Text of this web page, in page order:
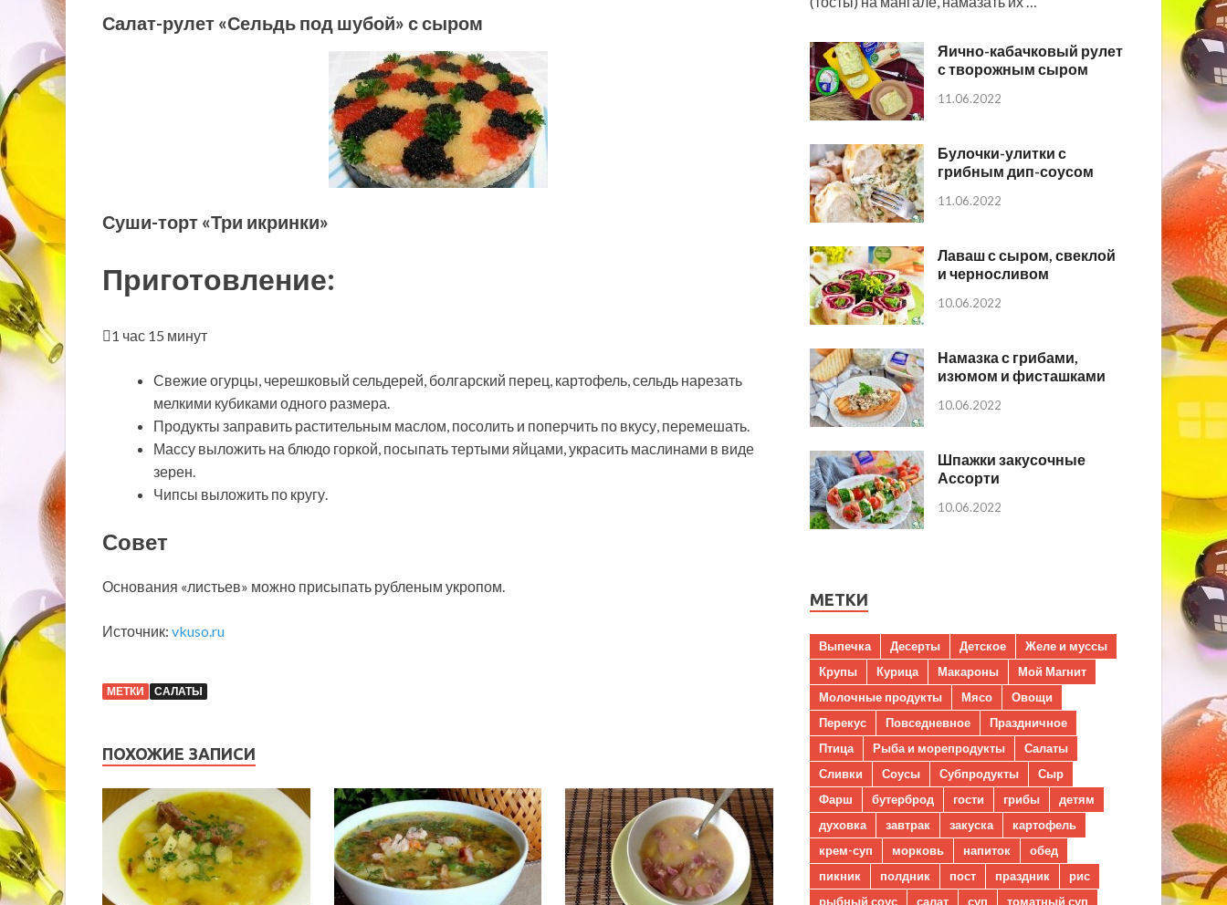
Салат-рулет «Сельдь под шубой» с сыром
Суши-торт «Три икринки»
Приготовление:
1 час 15 минут
Свежие огурцы, черешковый сельдерей, болгарский перец, картофель, сельдь нарезать
мелкими кубиками одного размера.
Продукты заправить растительным маслом, посолить и поперчить по вкусу, перемешать.
Массу выложить на блюдо горкой, посыпать тертыми яйцами, украсить маслинами в виде
зерен.
Чипсы выложить по кругу.
Совет
Основания «листьев» можно присыпать рубленым укропом.
Источник: vkuso.ru
МЕТКИ САЛАТЫ
ПОХОЖИЕ ЗАПИСИ
Яично-кабачковый рулет
с творожным сыром
11.06.2022
Булочки-улитки с
грибным дип-соусом
11.06.2022
Лаваш с сыром, свеклой
и черносливом
10.06.2022
Намазка с грибами,
изюмом и фисташками
10.06.2022
Шпажки закусочные
Ассорти
10.06.2022
МЕТКИ
Выпечка Десерты Детское
Желе и муссы
Крупы
Курица Макароны
Мой Магнит
Молочные продукты
Мясо
Овощи
Перекус
Повседневное
Праздничное
Птица
Рыба и морепродукты
Салаты
Сливки
Соусы Субпродукты
Сыр
Фарш
бутерброд гости грибы
детям
духовка
завтрак закуска
картофель
крем-суп
морковь напиток
обед
пикник
полдник пост праздник
рис
рыбный соус
салат суп
томатный суп